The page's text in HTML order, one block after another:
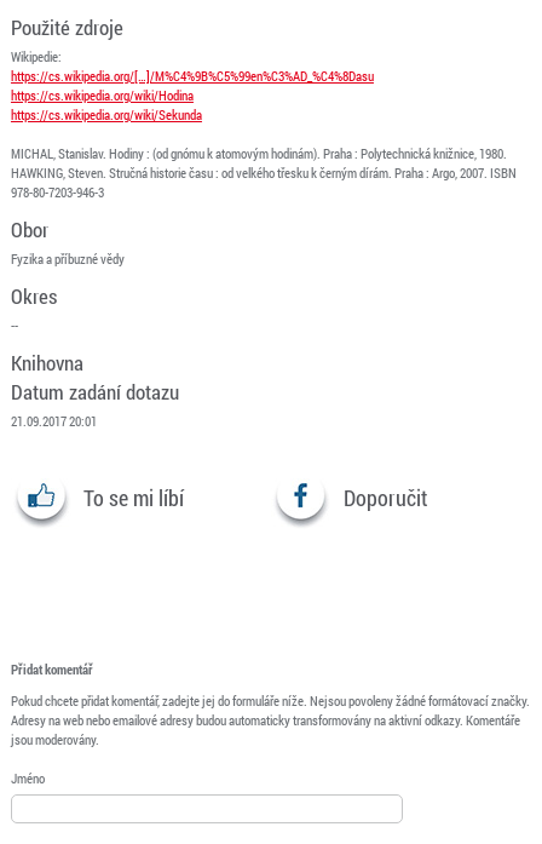
Použité zdroje
Wikipedie:
https://cs.wikipedia.org/[…]/M%C4%9B%C5%99en%C3%AD_%C4%8Dasu
https://cs.wikipedia.org/wiki/Hodina
https://cs.wikipedia.org/wiki/Sekunda
MICHAL, Stanislav. Hodiny : (od gnómu k atomovým hodinám). Praha : Polytechnická knižnice, 1980.
HAWKING, Steven. Stručná historie času : od velkého třesku k černým dírám. Praha : Argo, 2007. ISBN
978-80-7203-946-3
Obor
Fyzika a příbuzné vědy
Okres
--
Knihovna
Datum zadání dotazu
21.09.2017 20:01
To se mi líbí Doporučit
Přidat komentář
Pokud chcete přidat komentář, zadejte jej do formuláře níže. Nejsou povoleny žádné formátovací značky.
Adresy na web nebo emailové adresy budou automaticky transformovány na aktivní odkazy. Komentáře
jsou moderovány.
Jméno